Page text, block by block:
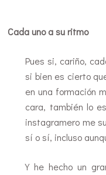
Cada uno a su ritmo
Pues si, cariño,
si bien es cierto
en una formación
cara, también lo
instagramero me
sí o sí, incluso
Y he hecho un